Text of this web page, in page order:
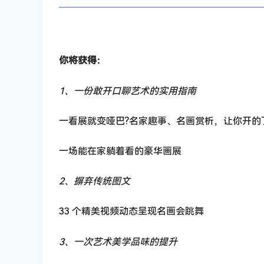
你将获得：
1、一份敢开口聊艺术的实用指南
一看展就变哑巴?名家趣事、名画赏析，让你开
一场能在家躺着看的豪华画展
2、摒弃传统图文
33 个精美视频动态呈现名画会跳舞
3、一次艺术美学品味的提升